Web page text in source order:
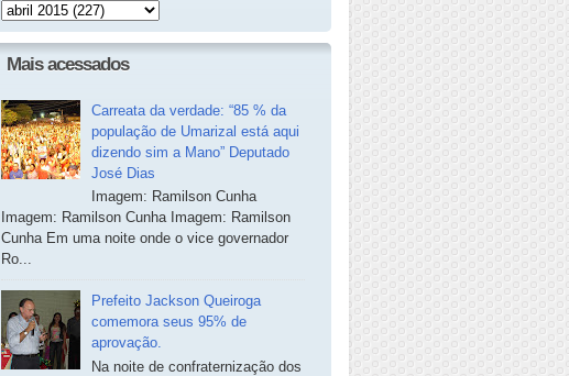
Mais acessados
Carreata da verdade: “85 % da
população de Umarizal está aqui
dizendo sim a Mano” Deputado
José Dias
Imagem: Ramilson Cunha
Imagem: Ramilson Cunha Imagem: Ramilson
Cunha Em uma noite onde o vice governador
Ro...
Prefeito Jackson Queiroga
comemora seus 95% de
aprovação.
Na noite de confraternização dos